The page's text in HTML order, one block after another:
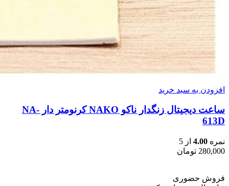
افزودن به سبد خرید
ساعت دیجیتال زنگدار ناکو NAKO کرنومتر دار NA-
613D
نمره 4.00 از 5
280,000 تومان
فروش حضوری